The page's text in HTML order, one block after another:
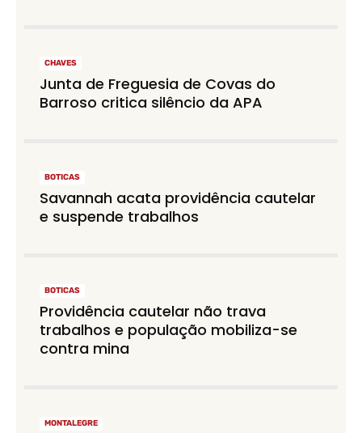
CHAVES
Junta de Freguesia de Covas do
Barroso critica silêncio da APA
BOTICAS
Savannah acata providência cautelar
e suspende trabalhos
BOTICAS
Providência cautelar não trava
trabalhos e população mobiliza-se
contra mina
MONTALEGRE